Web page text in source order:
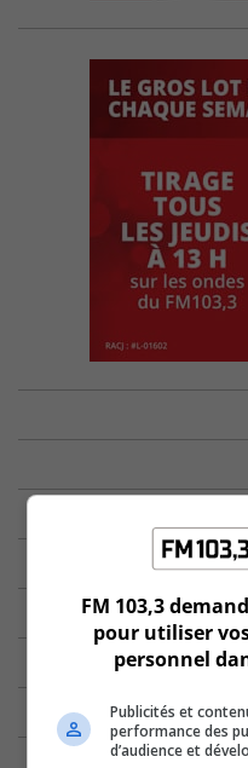
FM 103,3
pour utiliser
personnel
Publicités et
performance des
d’audience et